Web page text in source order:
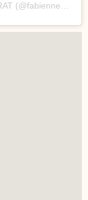
Une publication partage par FABIENNE CARAT (@fabienne_carat)